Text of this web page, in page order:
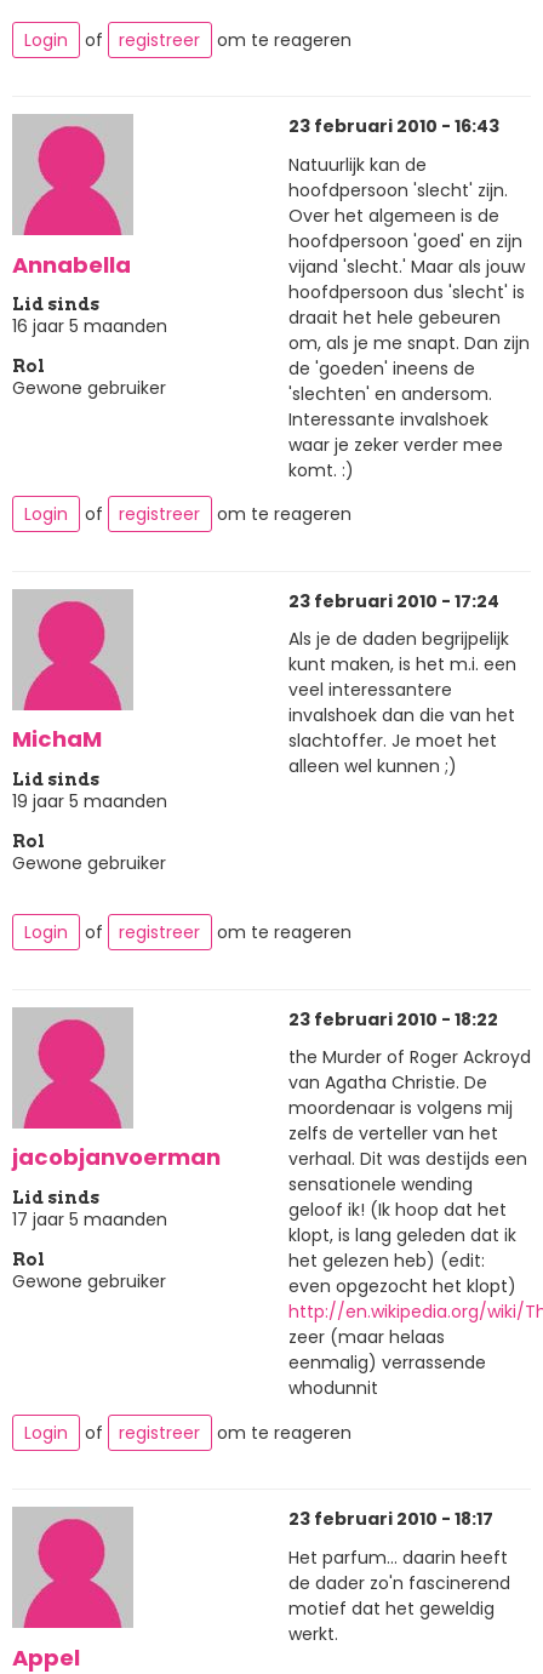
Login of registreer om te reageren
Annabella
Lid sinds
16 jaar 5 maanden
Rol
Gewone gebruiker
23 februari 2010 - 16:43
Natuurlijk kan de
hoofdpersoon 'slecht' zijn.
Over het algemeen is de
hoofdpersoon 'goed' en zijn
vijand 'slecht.' Maar als jouw
hoofdpersoon dus 'slecht' is
draait het hele gebeuren
om, als je me snapt. Dan zijn
de 'goeden' ineens de
'slechten' en andersom.
Interessante invalshoek
waar je zeker verder mee
komt. :)
Login
of registreer om te reageren
MichaM
Lid sinds
19 jaar 5 maanden
Rol
Gewone gebruiker
23 februari 2010 - 17:24
Als je de daden begrijpelijk
kunt maken, is het m.i. een
veel interessantere
invalshoek dan die van het
slachtoffer. Je moet het
alleen wel kunnen ;)
Login of registreer om te reageren
jacobjanvoerman
Lid sinds
17 jaar 5 maanden
Rol
Gewone gebruiker
23 februari 2010 - 18:22
the Murder of Roger Ackroyd
van Agatha Christie. De
moordenaar is volgens mij
zelfs de verteller van het
verhaal. Dit was destijds een
sensationele wending
geloof ik! (Ik hoop dat het
klopt, is lang geleden dat ik
het gelezen heb) (edit:
even opgezocht het klopt)
http://en.wikipedia.org/wiki/
zeer (maar helaas
eenmalig) verrassende
whodunnit
Login
of registreer om te reageren
Appel
23 februari 2010 - 18:17
Het parfum... daarin heeft
de dader zo'n fascinerend
motief dat het geweldig
werkt.